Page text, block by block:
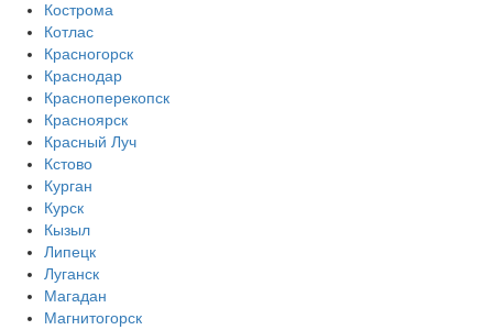
Кострома
Котлас
Красногорск
Краснодар
Красноперекопск
Красноярск
Красный Луч
Кстово
Курган
Курск
Кызыл
Липецк
Луганск
Магадан
Магнитогорск